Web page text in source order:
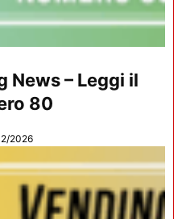
News – Leggi il
80
2026